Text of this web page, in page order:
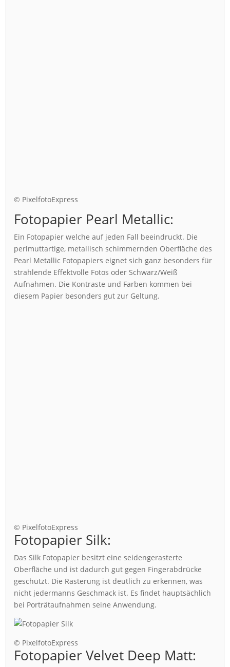
© PixelfotoExpress
Fotopapier Pearl Metallic:
Ein Fotopapier welche auf jeden Fall beeindruckt. Die
perlmuttartige, metallisch schimmernden Oberfläche des
Pearl Metallic Fotopapiers eignet sich ganz besonders für
strahlende Effektvolle Fotos oder Schwarz/Weiß
Aufnahmen. Die Kontraste und Farben kommen bei
diesem Papier besonders gut zur Geltung.
© PixelfotoExpress
Fotopapier Silk:
Das Silk Fotopapier besitzt eine seidengerasterte
Oberfläche und ist dadurch gut gegen Fingerabdrücke
geschützt. Die Rasterung ist deutlich zu erkennen, was
nicht jedermanns Geschmack ist. Es findet hauptsächlich
bei Porträtaufnahmen seine Anwendung.
© PixelfotoExpress
Fotopapier Velvet Deep Matt: